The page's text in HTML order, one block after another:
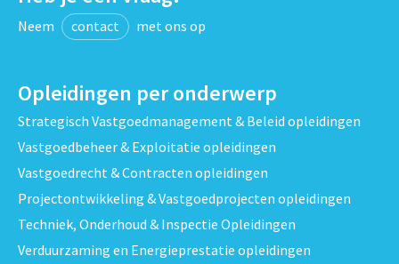
Neem contact met ons op
Opleidingen per onderwerp
Strategisch Vastgoedmanagement & Beleid opleidingen
Vastgoedbeheer & Exploitatie opleidingen
Vastgoedrecht & Contracten opleidingen
Projectontwikkeling & Vastgoedprojecten opleidingen
Techniek, Onderhoud & Inspectie Opleidingen
Verduurzaming en Energieprestatie opleidingen